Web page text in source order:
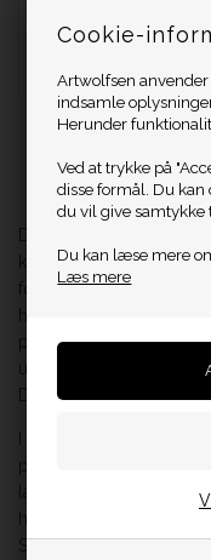
Cookie-
Artwolfsen
indsamle
Herunder
Ved at trykke på
disse formål. Du
du vil give samtykke
Du kan læse mere
Læs mere
DKK 9.000,00
kunstneriske rejse i
første kreative sprog.
på lovlig vis. Det blev
udvikling, som siden
Danmark og internationalt.
I 2021 tog Richard
praksis, da han
lærreder og bygninger.
Skagensmalerier ofte